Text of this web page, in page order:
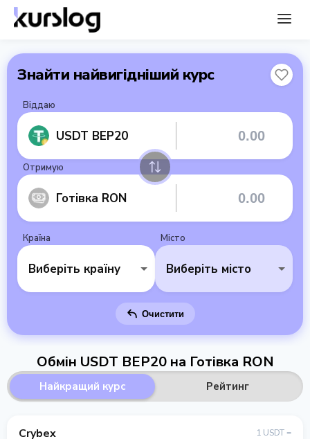
Знайти найвигідніший курс
Віддаю
USDT BEP20
Отримую
Готівка RON
Країна
Виберіть країну
Місто
Виберіть місто
Очистити
Обмін USDT BEP20 на Готівка RON
Найкращий курс Рейтинг
Crybex 1 USDT =